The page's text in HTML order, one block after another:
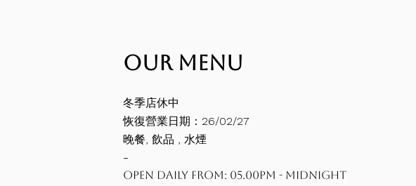
OUR MENU
冬季店休中
恢復營業日期：26/02/27
晚餐, 飲品 , 水煙
​-
Open Daily from: 05.00Pm - MIDNIGHT